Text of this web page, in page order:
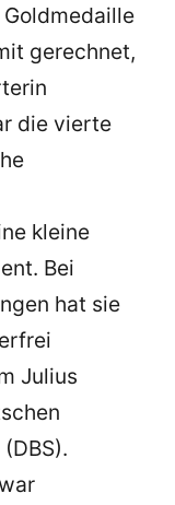
gerechnet,
die vierte
kleine
Bei
hat sie
Julius